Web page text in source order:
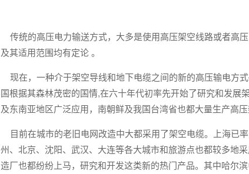
传统的高压电力输送方式，大多是使用高压架空线路或者高
及其适用范围均有定论 。
现在，一种介于架空导线和地下电缆之间的新的高压输电方
国根据其森林茂密的国情,在六十年代初率先开始了研究和发展
及东南亚地区广泛应用，南朝鲜及我国台湾省也都大量生产高
目前在城市的老旧电网改造中大都采用了架空电缆。上海已
州、北京、沈阳、武汉、大连等各大城市和旅游点也都较多地
造厂也都纷纷上马，研究和开发这类新的热门产品。其中哈尔